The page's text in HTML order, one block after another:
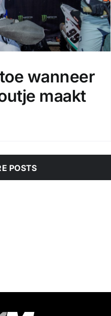
wanneer
maakt
POSTS